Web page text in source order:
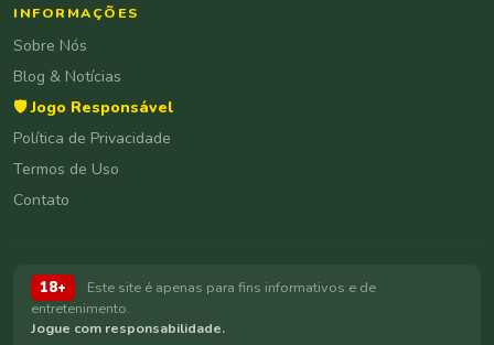
INFORMAÇÕES
Sobre Nós
Blog & Notícias
🛡️ Jogo Responsável
Política de Privacidade
Termos de Uso
Contato
18+
Este site é apenas para fins informativos e de
entretenimento.
Jogue com responsabilidade.